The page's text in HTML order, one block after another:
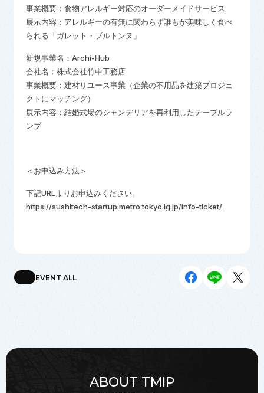
事業概要：食物アレルギー対応のオーダーメイドサービス
展示内容：アレルギーの有無に関わらず誰もが美味しく食べ
られる「ガレット・ブルトンヌ」
新規事業名： Archi-Hub
会社名：株式会社竹中工務店
事業概要：建材リユース事業（企業の不用品を建築プロジェ
クトにマッチング）
展示内容：結婚式場のシャンデリアを再利用したテーブルラ
ンプ
＜お申込み方法＞
下記URLよりお申込みください。
https://sushitech-startup.metro.tokyo.lg.jp/info-ticket/
EVENT ALL
ABOUT TMIP